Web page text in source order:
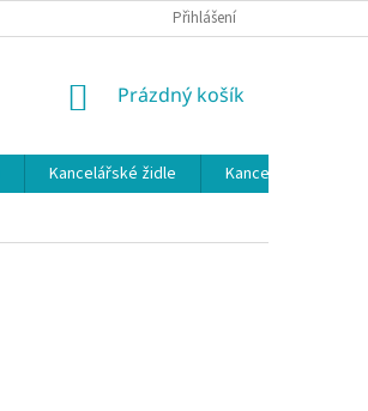
Přihlášení
NÁKUPNÍ
Prázdný košík
Kancelářské židle
Kancelářské